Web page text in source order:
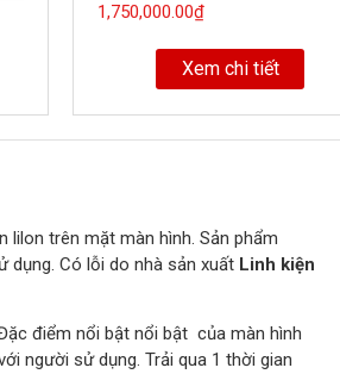
01,750,000.00₫
Xem chi tiết
lilon trên mặt màn hình. Sản phẩm
dụng. Có lỗi do nhà sản xuất Linh kiện
điểm nổi bật nổi bật của màn hình
người sử dụng. Trải qua 1 thời gian